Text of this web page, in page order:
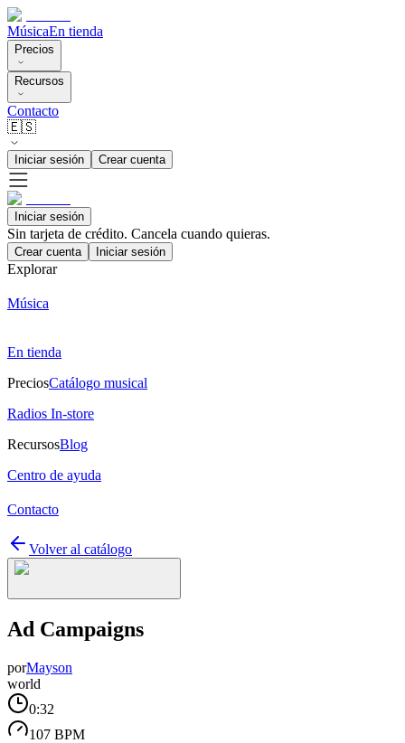
MúsicaEn tienda
Precios
Recursos
Contacto
🇪🇸
Iniciar sesión Crear cuenta
Iniciar sesión
Sin tarjeta de crédito. Cancela cuando quieras.
Crear cuenta Iniciar sesión
Explorar
Música
En tienda
PreciosCatálogo musical
Radios In-store
RecursosBlog
Centro de ayuda
Contacto
Volver al catálogo
Ad Campaigns
porMayson
world
0:32
107 BPM